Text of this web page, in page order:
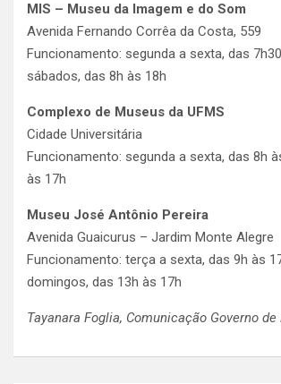
MIS – Museu da Imagem e do Som
Avenida Fernando Corrêa da Costa, 559
Funcionamento: segunda a sexta, das
sábados, das 8h às 18h
Complexo de Museus da UFMS
Cidade Universitária
Funcionamento: segunda a sexta, das 8h
às 17h
Museu José Antônio Pereira
Avenida Guaicurus – Jardim Monte Alegre
Funcionamento: terça a sexta, das 9h às
domingos, das 13h às 17h
Tayanara Foglia, Comunicação Governo de